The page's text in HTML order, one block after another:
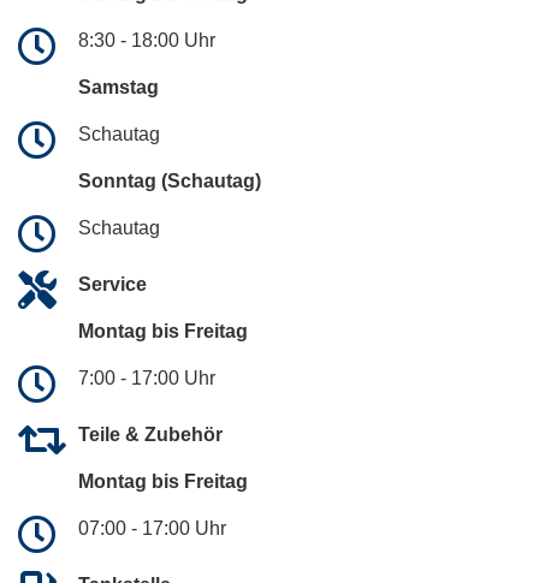
8:30 - 18:00 Uhr
Samstag
Schautag
Sonntag (Schautag)
Schautag
Service
Montag bis Freitag
7:00 - 17:00 Uhr
Teile & Zubehör
Montag bis Freitag
07:00 - 17:00 Uhr